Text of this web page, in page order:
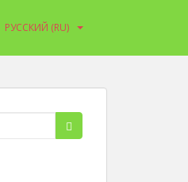
РУССКИЙ (RU)